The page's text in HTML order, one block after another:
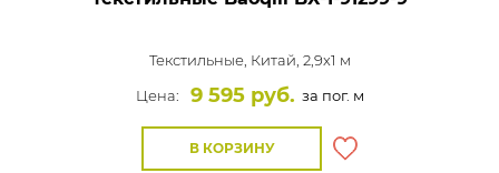
Текстильные, Китай, 2,9x1 м
Цена:
9 595 руб. за пог. м
В КОРЗИНУ